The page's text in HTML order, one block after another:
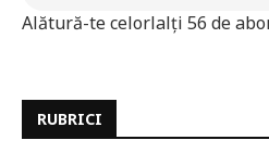
Alătură-te celorlalți 56 de
RUBRICI